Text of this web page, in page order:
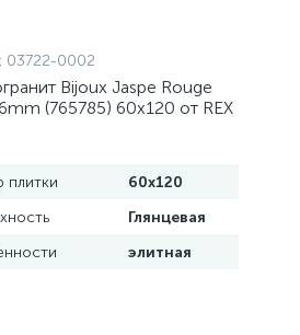
03722-0002
Bijoux Jaspe Rouge
(765785) 60x120 от REX
плитки
60x120
Глянцевая
элитная